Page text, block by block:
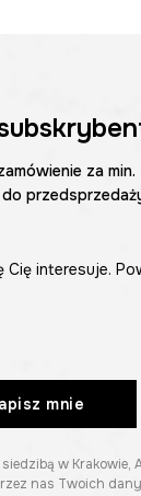
za
interesuje.
mnie
w Krakowie,
nas Twoich